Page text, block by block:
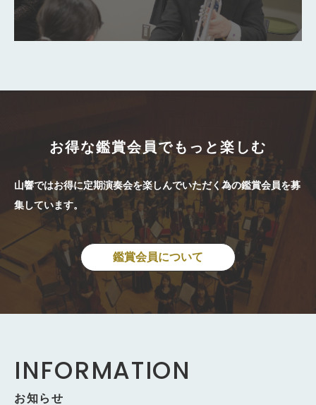
お得な鑑賞会員でもっと楽しむ
山響ではお得に定期演奏会を楽しんでいただく為の鑑賞会員を募
集しています。
鑑賞会員について
INFORMATION
お知らせ